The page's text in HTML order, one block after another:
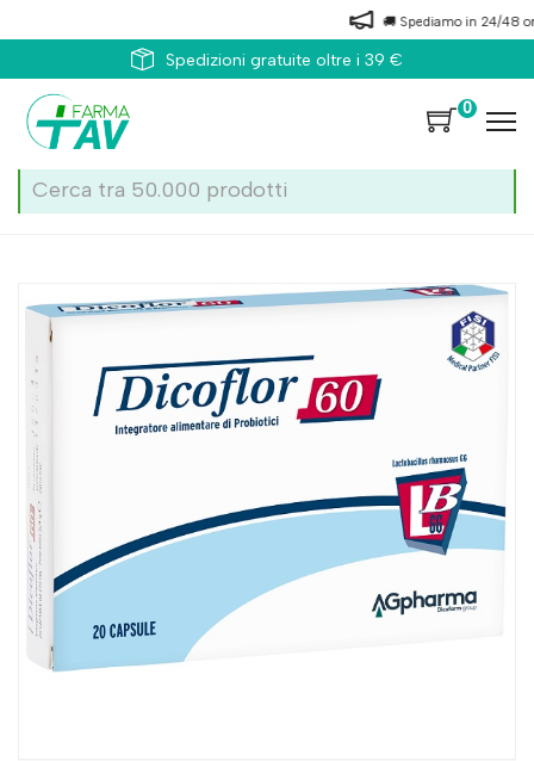
🚚 Spediamo in 24/48 ore
Spedizioni gratuite oltre i 39 €
0